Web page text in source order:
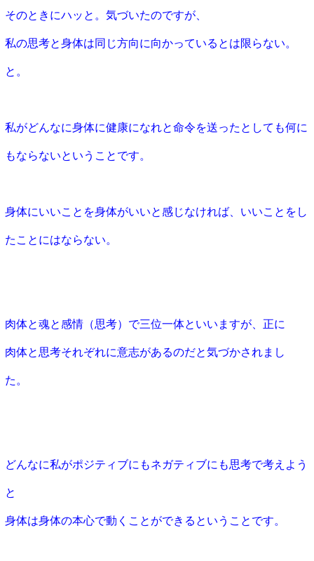
そのときにハッと。気づいたのですが、
私の思考と身体は同じ方向に向かっているとは限らない。
と。
私がどんなに身体に健康になれと命令を送ったとしても何に
もならないということです。
身体にいいことを身体がいいと感じなければ、いいことをし
たことにはならない。
肉体と魂と感情（思考）で三位一体といいますが、正に
肉体と思考それぞれに意志があるのだと気づかされまし
た。
どんなに私がポジティブにもネガティブにも思考で考えよう
と
身体は身体の本心で動くことができるということです。